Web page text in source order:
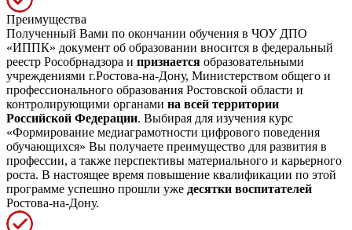
Преимущества
Полученный Вами по окончании обучения в ЧОУ ДПО
«ИППК» документ об образовании вносится в федеральный
реестр Рособрнадзора и признается образовательными
учреждениями г.Ростова-на-Дону, Министерством общего и
профессионального образования Ростовской области и
контролирующими органами на всей территории
Российской Федерации. Выбирая для изучения курс
«Формирование медиаграмотности цифрового поведения
обучающихся» Вы получаете преимущество для развития в
профессии, а также перспективы материального и карьерного
роста. В настоящее время повышение квалификации по этой
программе успешно прошли уже десятки воспитателей
Ростова-на-Дону.